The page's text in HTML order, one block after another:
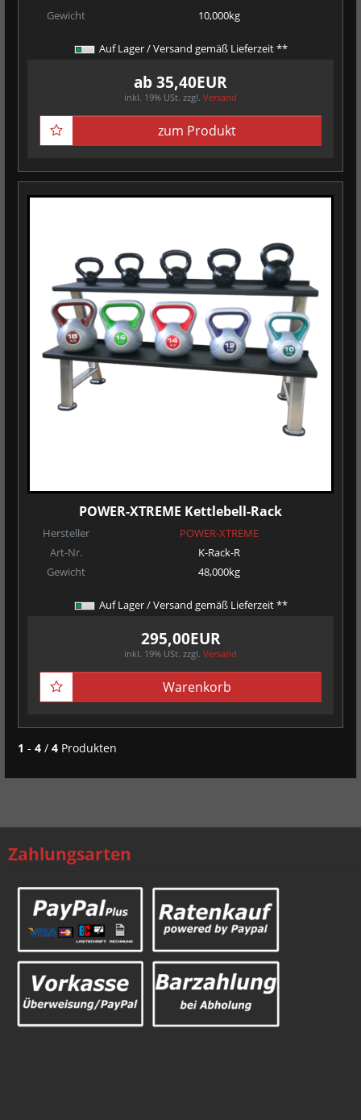
Gewicht
10,000kg
Auf Lager / Versand gemäß Lieferzeit **
ab 35,40EUR
inkl. 19% USt. zzgl. Versand
zum Produkt
POWER-XTREME Kettlebell-Rack
Hersteller
POWER-XTREME
Art-Nr.
K-Rack-R
Gewicht
48,000kg
Auf Lager / Versand gemäß Lieferzeit **
295,00EUR
inkl. 19% USt. zzgl. Versand
Warenkorb
1 - 4 / 4 Produkten
Zahlungsarten